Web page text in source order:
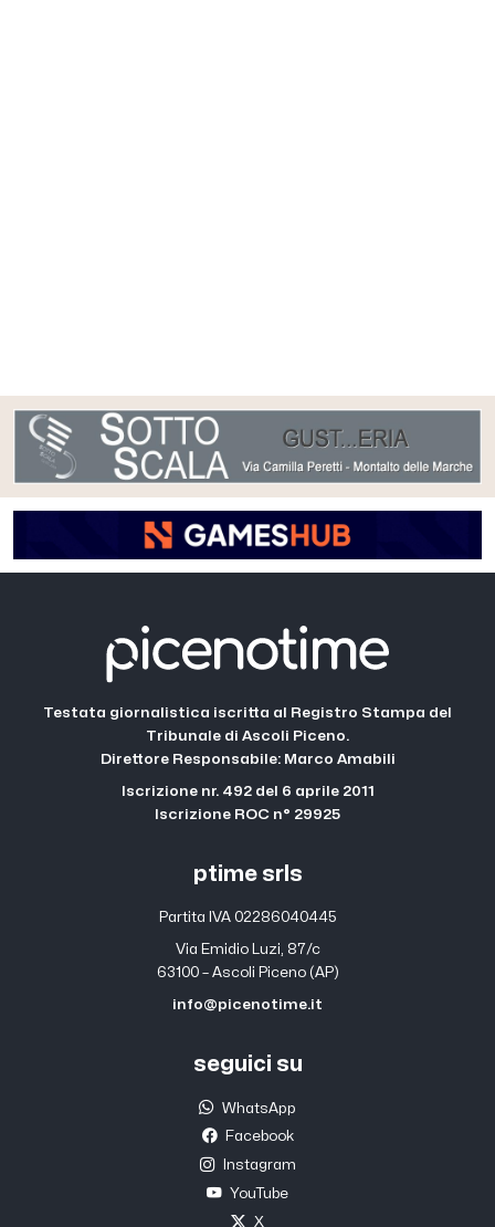
Testata giornalistica iscritta al Registro Stampa del
Tribunale di Ascoli Piceno.
Direttore Responsabile: Marco Amabili
Iscrizione nr. 492 del 6 aprile 2011
Iscrizione ROC n° 29925
ptime srls
Partita IVA 02286040445
Via Emidio Luzi, 87/c
63100 – Ascoli Piceno (AP)
info@picenotime.it
seguici su
WhatsApp
Facebook
Instagram
YouTube
X